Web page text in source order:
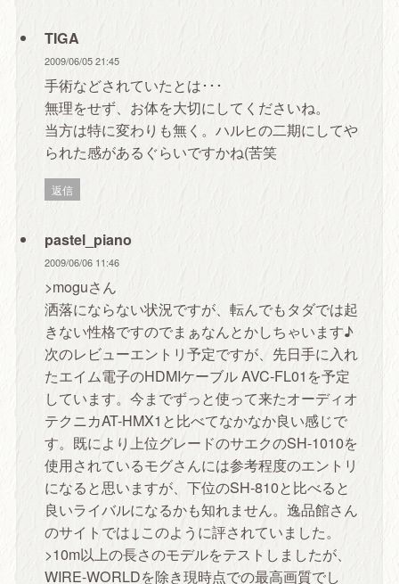
TIGA
2009/06/05 21:45
手術などされていたとは･･･
無理をせず、お体を大切にしてくださいね。
当方は特に変わりも無く。ハルヒの二期にしてや
られた感があるぐらいですかね(苦笑
返信
pastel_piano
2009/06/06 11:46
>moguさん
洒落にならない状況ですが、転んでもタダでは起
きない性格ですのでまぁなんとかしちゃいます♪
次のレビューエントリ予定ですが、先日手に入れ
たエイム電子のHDMIケーブル AVC-FL01を予定
しています。今までずっと使って来たオーディオ
テクニカAT-HMX1と比べてなかなか良い感じで
す。既により上位グレードのサエクのSH-1010を
使用されているモグさんには参考程度のエントリ
になると思いますが、下位のSH-810と比べると
良いライバルになるかも知れません。逸品館さん
のサイトでは↓このように評されていました。
>10m以上の長さのモデルをテストしましたが、
WIRE-WORLDを除き現時点での最高画質でし